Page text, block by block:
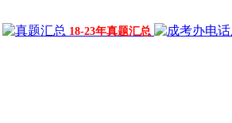
18-23年真题汇总